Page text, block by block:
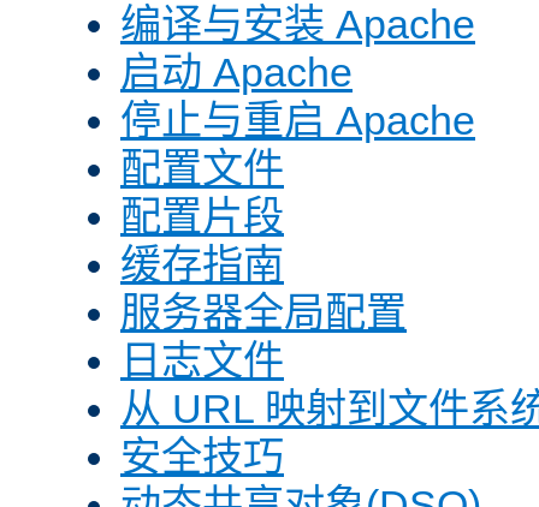
编译与安装 Apache
启动 Apache
停止与重启 Apache
配置文件
配置片段
缓存指南
服务器全局配置
日志文件
从 URL 映射到文件系
安全技巧